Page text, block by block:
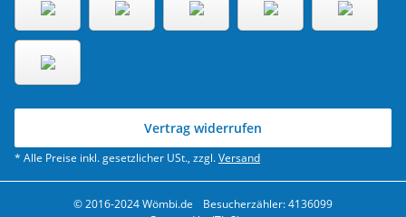
Vertrag widerrufen
* Alle Preise inkl. gesetzlicher USt., zzgl.Versand
© 2016-2024 Wömbi.de
Besucherzähler: 4136099